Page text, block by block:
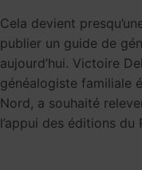
Cela devient
publier un guide de
aujourd’hui. Victoire
généalogiste familiale
Nord, a souhaité
l’appui des éditions du